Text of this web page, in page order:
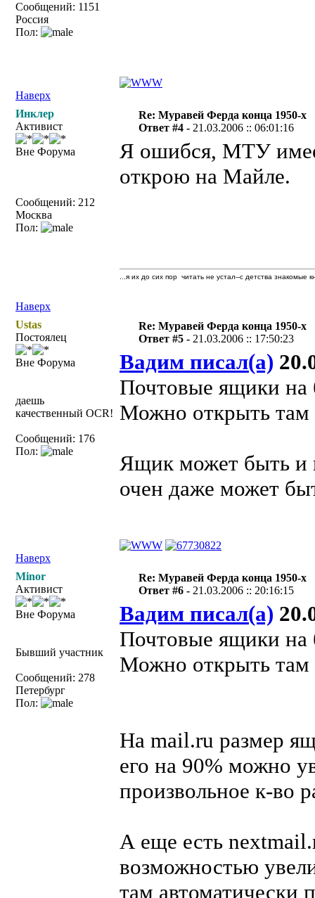
Сообщений: 1151
Россия
Пол:
Наверх
Инклер
Активист
Вне Форума
Сообщений: 212
Москва
Пол:
Re: Муравей Ферда конца 1950-х
Ответ #4 - 21.03.2006 :: 06:01:16
Я ошибся, МТУ
открою на Майле.
Наверх
...я их до сих пор читать не устал--с детства знакомые
Ustas
Постоялец
Вне Форума
даешь
качественный OCR!
Сообщений: 176
Пол:
Re: Муравей Ферда конца 1950-х
Ответ #5 - 21.03.2006 :: 17:50:23
Вадим писал(а)
Почтовые ящики
Можно открыть там
Ящик может быть и
очен даже может
Наверх
Minor
Активист
Вне Форума
Бывший участник
Сообщений: 278
Петербург
Пол:
Re: Муравей Ферда конца 1950-х
Ответ #6 - 21.03.2006 :: 20:16:15
Вадим писал(а)
Почтовые ящики
Можно открыть там
На mail.ru размер
его на 90% можно
произвольное к-во
А еще есть
возможностью
там автоматически